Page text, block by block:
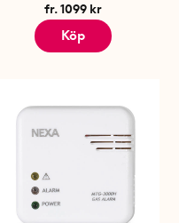
fr. 1099 kr
Köp